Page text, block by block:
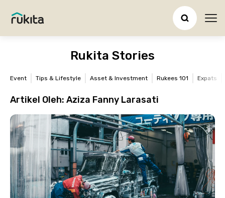
Rukita Stories
Event Tips & Lifestyle Asset & Investment Rukees 101 Expats
Artikel Oleh: Aziza Fanny Larasati